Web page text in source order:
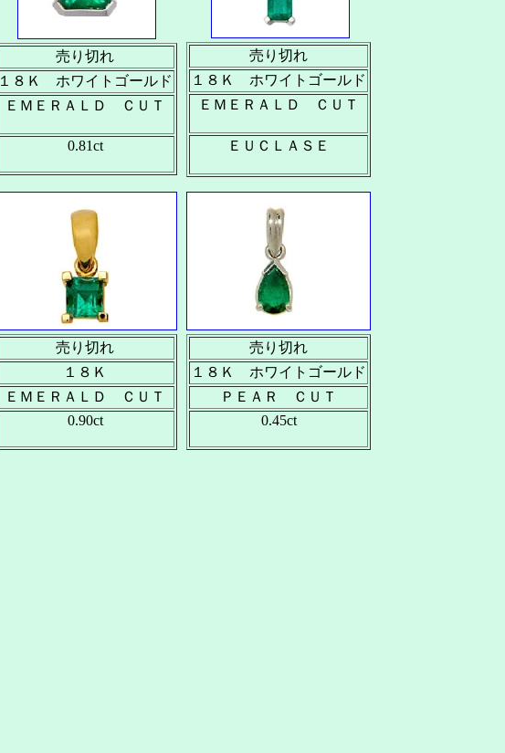
売り切れ
１８Ｋ ホワイトゴールド
ＥＭＥＲＡＬＤ ＣＵＴ
0.81ct
売り切れ
１８Ｋ ホワイトゴールド
ＥＭＥＲＡＬＤ ＣＵＴ
ＥＵＣＬＡＳＥ
売り切れ
１８Ｋ
ＥＭＥＲＡＬＤ ＣＵＴ
0.90ct
売り切れ
１８Ｋ ホワイトゴールド
ＰＥＡＲ ＣＵＴ
0.45ct